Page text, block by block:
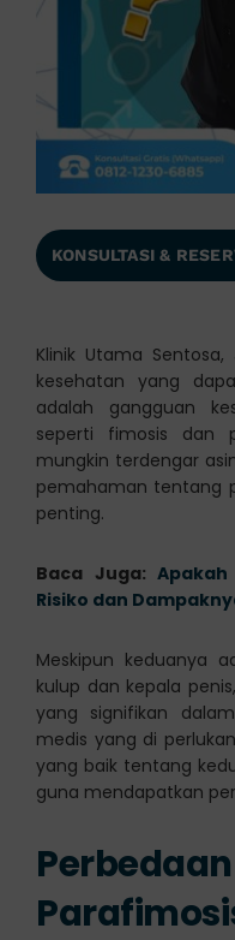
KONSULTASI &
Klinik Utama
kesehatan yang
adalah gangguan
seperti fimosis dan
mungkin terdengar
pemahaman tentang
penting.
Baca Juga:
Risiko dan
Meskipun keduanya
kulup dan kepala
yang signifikan
medis yang di
yang baik tentang
guna mendapatkan